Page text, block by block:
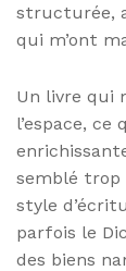
structurée,
qui m’ont
Un livre qui
l’espace,
semblé trop
style
parfois le
des biens